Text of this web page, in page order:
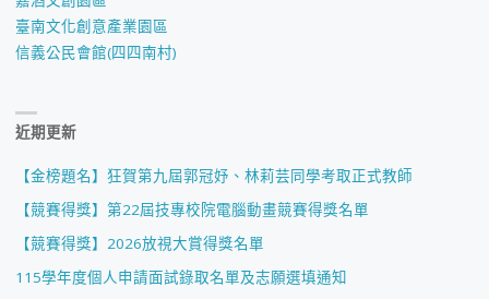
臺南文化創意產業園區
信義公民會館(四四南村)
近期更新
【金榜題名】狂賀第九屆郭冠妤、林莉芸同學考取正式教師
【競賽得獎】第22屆技專校院電腦動畫競賽得獎名單
【競賽得獎】2026放視大賞得獎名單
115學年度個人申請面試錄取名單及志願選填通知